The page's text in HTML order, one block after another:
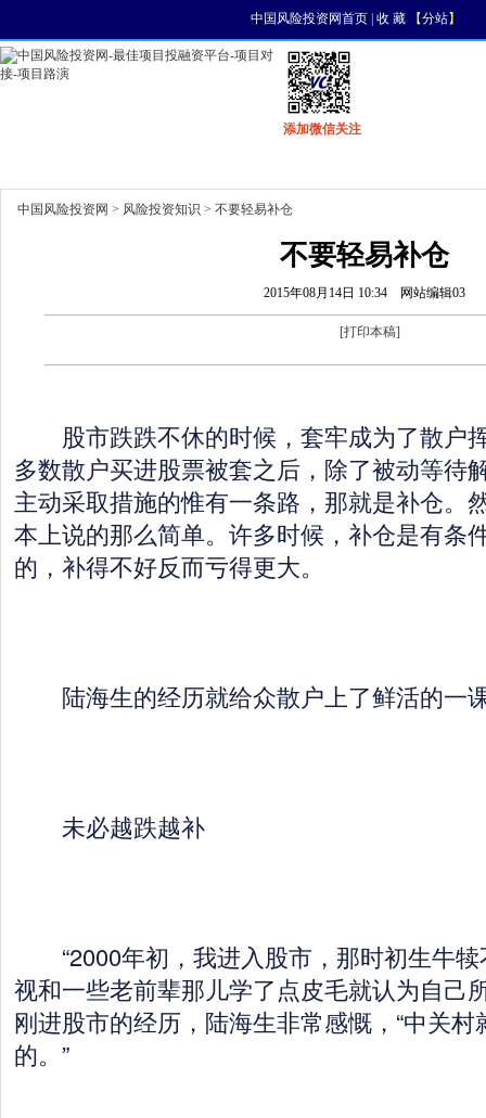
中国风险投资网首页| 收 藏【分站】
添加微信关注
中国风险投资网 > 风险投资知识 > 不要轻易补仓
不要轻易补仓
2015年08月14日 10:34 网站编辑03
[打印本稿]
股市跌跌不休的时候，套牢成为了散户
多数散户买进股票被套之后，除了被动等待
主动采取措施的惟有一条路，那就是补仓。
本上说的那么简单。许多时候，补仓是有条
的，补得不好反而亏得更大。
陆海生的经历就给众散户上了鲜活的一
未必越跌越补
“2000年初，我进入股市，那时初生牛犊
视和一些老前辈那儿学了点皮毛就认为自己
刚进股市的经历，陆海生非常感慨，“中关
的。”